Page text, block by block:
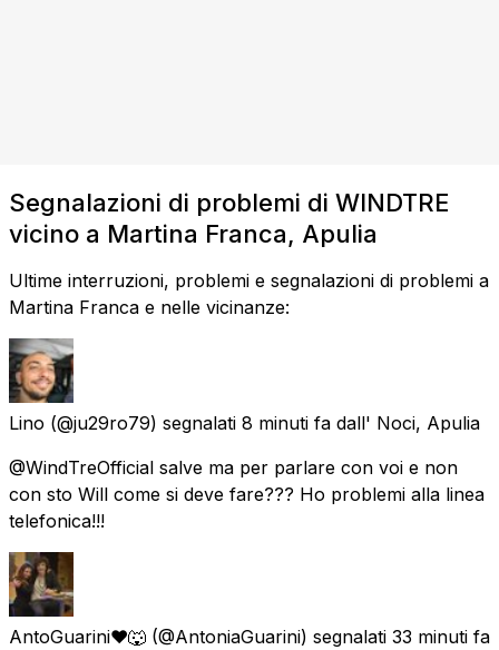
Segnalazioni di problemi di WINDTRE
vicino a Martina Franca, Apulia
Ultime interruzioni, problemi e segnalazioni di problemi a
Martina Franca e nelle vicinanze:
Lino (@ju29ro79) segnalati 8 minuti fa dall' Noci, Apulia
@WindTreOfficial salve ma per parlare con voi e non
con sto Will come si deve fare??? Ho problemi alla linea
telefonica!!!
AntoGuarini❤🐺 (@AntoniaGuarini) segnalati 33 minuti fa